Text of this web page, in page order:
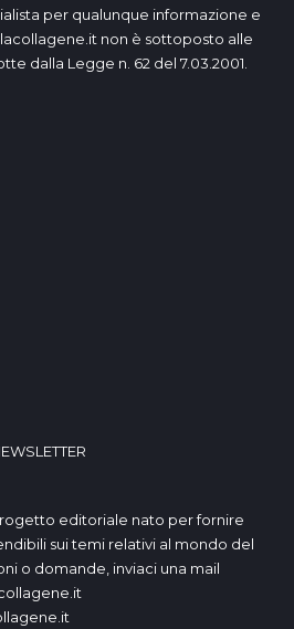
per qualunque informazione e
non è sottoposto alle
dalla Legge n. 62 del 7.03.2001.
editoriale nato per fornire
sui temi relativi al mondo del
o domande, inviaci una mail